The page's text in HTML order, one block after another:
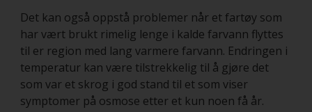
Det kan også oppstå problemer når et fartøy som
har vært brukt rimelig lenge i kalde farvann flyttes
til er region med lang varmere farvann. Endringen i
temperatur kan være tilstrekkelig til å gjøre det
som var et skrog i god stand til et som viser
symptomer på osmose etter et kun noen få år.